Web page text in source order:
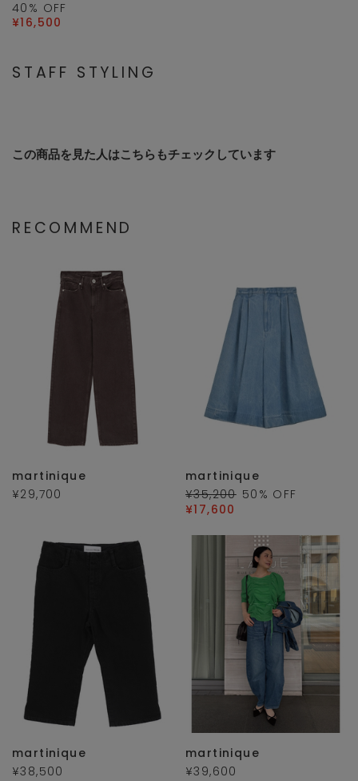
40 % OFF
¥16,500
STAFF STYLING
この商品を見た人はこちらもチェックしています
RECOMMEND
martinique
¥29,700
martinique
¥35,200 50 % OFF
¥17,600
martinique
¥38,500
martinique
¥39,600